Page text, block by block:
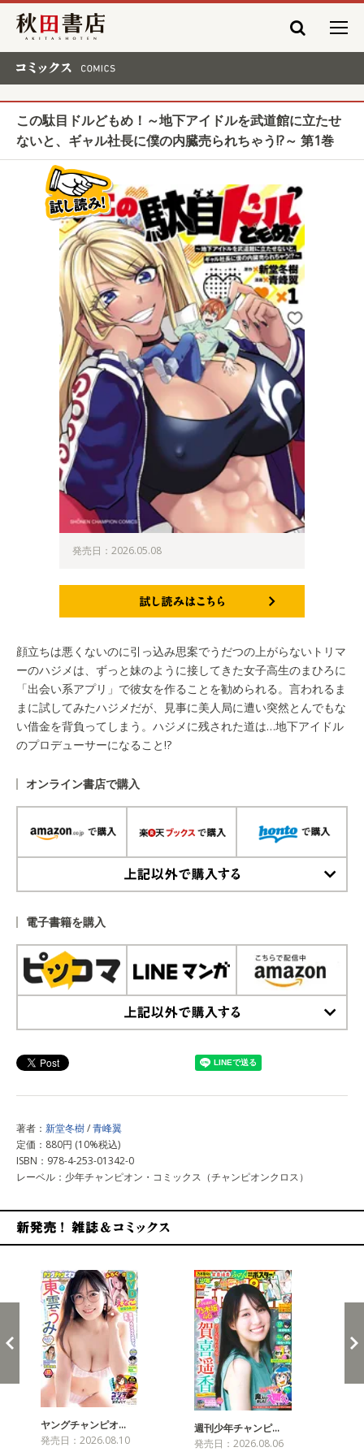
秋田書店
この駄目ドルどもめ！～地下アイドルを武道館に立たせ
ないと、ギャル社長に僕の内臓売られちゃう!?～ 第1巻
発売日：2026.05.08
顔立ちは悪くないのに引っ込み思案でうだつの上がらないトリマ
ーのハジメは、ずっと妹のように接してきた女子高生のまひろに
「出会い系アプリ」で彼女を作ることを勧められる。言われるま
まに試してみたハジメだが、見事に美人局に遭い突然とんでもな
い借金を背負ってしまう。ハジメに残された道は…地下アイドル
のプロデューサーになること!?
オンライン書店で購入
電子書籍を購入
著者： 新堂冬樹/青峰翼
定価：880円 (10%税込)
ISBN：978-4-253-01342-0
レーベル：少年チャンピオン・コミックス（チャンピオンクロス）
ヤングチャンピオ…
発売日：2026.08.10
週刊少年チャンピ…
発売日：2026.08.06